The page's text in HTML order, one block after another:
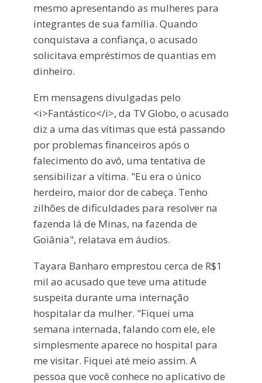
mesmo apresentando as mulheres para
integrantes de sua família. Quando
conquistava a confiança, o acusado
solicitava empréstimos de quantias em
dinheiro.
Em mensagens divulgadas pelo
<i>Fantástico</i>, da TV Globo, o acusado
diz a uma das vítimas que está passando
por problemas financeiros após o
falecimento do avô, uma tentativa de
sensibilizar a vítima. "Eu era o único
herdeiro, maior dor de cabeça. Tenho
zilhões de dificuldades para resolver na
fazenda lá de Minas, na fazenda de
Goiânia", relatava em áudios.
Tayara Banharo emprestou cerca de R$1
mil ao acusado que teve uma atitude
suspeita durante uma internação
hospitalar da mulher. "Fiquei uma
semana internada, falando com ele, ele
simplesmente aparece no hospital para
me visitar. Fiquei até meio assim. A
pessoa que você conhece no aplicativo de